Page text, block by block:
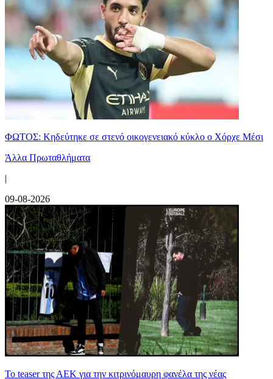
ΦΩΤΟΣ: Κηδεύτηκε σε στενό οικογενειακό κύκλο ο Χόρχε Μέσι
Άλλα Πρωταθλήματα
|
09-08-2026
Το teaser της ΑΕΚ για την κιτρινόμαυρη φανέλα της νέας